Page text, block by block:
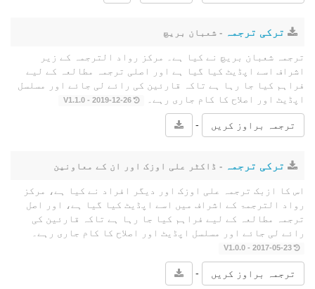
ترکی ترجمہ - شعبان بریچ
ترجمہ شعبان بریچ نے کیا ہے۔ مرکز رواد الترجمہ کے زیر
اشراف اسے اپڈیٹ کیا گیا ہے اور اصلی ترجمہ مطالعہ کے لیے
فراہم کیا جا رہا ہے تاکہ قارئین کی رائے لی جائے اور مسلسل
اپڈیٹ اور اصلاح کا کام جاری رہے۔
2019-12-26 - V1.1.0
ترجمہ براوز کریں -
ترکی ترجمہ - ڈاکٹر علی اوزک اور ان کے معاونین
اس کا ازبک ترجمہ علی اوزک اور دیگر افراد نے کیا ہے، مرکز
رواد الترجمۃ کے اشراف میں اسے اپڈیٹ کیا گیا ہے، اور اصل
ترجمہ مطالعہ کے لیے فراہم کیا جا رہا ہے تاکہ قارئین کی
رائے لی جائے اور مسلسل اپڈیٹ اور اصلاح کا کام جاری رہے۔
2017-05-23 - V1.0.0
ترجمہ براوز کریں -